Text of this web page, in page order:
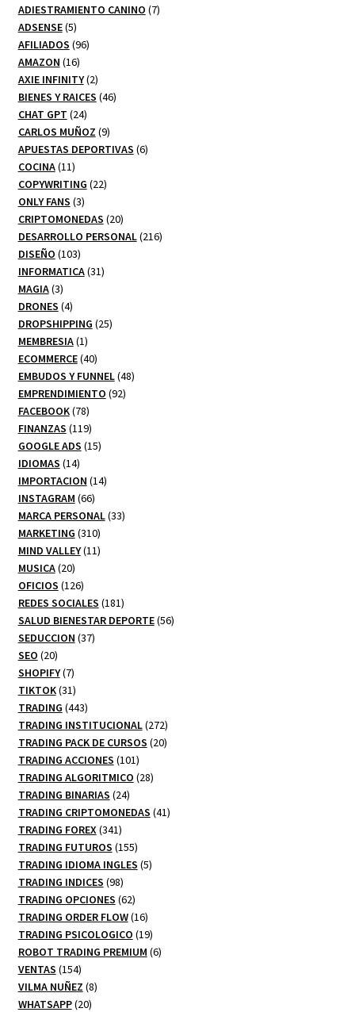
productos
ADIESTRAMIENTO CANINO 77
ADSENSE 55
productos
AFILIADOS 9696
AMAZON 1616
productos
AXIE INFINITY 22
productos
BIENES Y RAICES 4646
CHAT GPT 2424
productos
CARLOS MUÑOZ 99
productos
APUESTAS DEPORTIVAS 66
COCINA 1111
productos
COPYWRITING 2222
ONLY FANS 33
productos
CRIPTOMONEDAS 2020
productos
DESARROLLO PERSONAL 216216
DISEÑO 103103
productos
INFORMATICA 3131
MAGIA 33
productos
DRONES 44
productos
DROPSHIPPING 2525
MEMBRESIA 11
producto
ECOMMERCE 4040
productos
EMBUDOS Y FUNNEL 4848
EMPRENDIMIENTO 9292
FACEBOOK 7878
productos
FINANZAS 119119
productos
GOOGLE ADS 1515
IDIOMAS 1414
productos
IMPORTACION 1414
INSTAGRAM 6666
productos
MARCA PERSONAL 3333
MARKETING 310310
productos
MIND VALLEY 1111
MUSICA 2020
productos
OFICIOS 126126
productos
REDES SOCIALES 181181
productos
SALUD BIENESTAR DEPORTE 5656
SEDUCCION 3737
SEO 2020
productos
SHOPIFY 77
productos
TIKTOK 3131
productos
TRADING 443443
productos
TRADING INSTITUCIONAL 272272
productos
TRADING PACK DE CURSOS 2020
TRADING ACCIONES 101101
productos
TRADING ALGORITMICO 2828
TRADING BINARIAS 2424
productos
TRADING CRIPTOMONEDAS 4141
TRADING FOREX 341341
productos
TRADING FUTUROS 155155
productos
TRADING IDIOMA INGLES 55
TRADING INDICES 9898
productos
TRADING OPCIONES 6262
productos
TRADING ORDER FLOW 1616
productos
TRADING PSICOLOGICO 1919
productos
ROBOT TRADING PREMIUM 66
VENTAS 154154
productos
VILMA NUÑEZ 88
WHATSAPP 2020